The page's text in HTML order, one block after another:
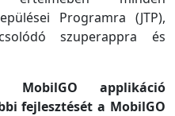
Programra (JTP),
szuperappra és
MobilGO applikáció
fejlesztését a MobilGO